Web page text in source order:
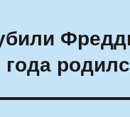
года